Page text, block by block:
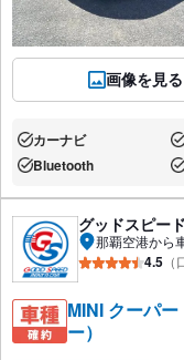
画像を見る
あり:カーナビ
あり:Bluetooth
グッドスピー
那覇空港から
4.5
MINI クーパ
ー）